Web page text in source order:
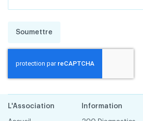
Soumettre
L'Association Information